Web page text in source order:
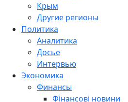
Крым
Другие регионы
Политика
Аналитика
Досье
Интервью
Экономика
Финансы
Фінансові новини